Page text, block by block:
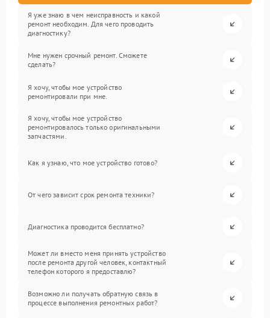
Я уже знаю в чем неисправность и какой
ремонт необходим. Для чего проводить
диагностику?
Мне нужен срочный ремонт. Сможете
сделать?
Я хочу, чтобы мое устройство
ремонтировали при мне.
Я хочу, чтобы мое устройство
ремонтировалось только оригинальными
запчастями.
Как я узнаю, что мое устройство готово?
От чего зависит срок ремонта техники?
Диагностика проводится бесплатно?
Может ли вместо меня принять устройство
после ремонта другой человек, контактный
телефон которого я предоставлю?
Возможно ли получать обратную связь в
процессе выполнения ремонтных работ?